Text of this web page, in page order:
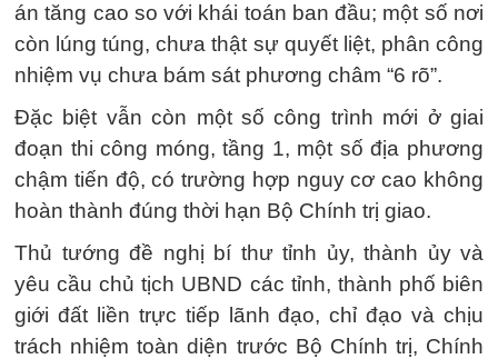
án tăng cao so với khái toán ban đầu; một số nơi
còn lúng túng, chưa thật sự quyết liệt, phân công
nhiệm vụ chưa bám sát phương châm “6 rõ”.
Đặc biệt vẫn còn một số công trình mới ở giai
đoạn thi công móng, tầng 1, một số địa phương
chậm tiến độ, có trường hợp nguy cơ cao không
hoàn thành đúng thời hạn Bộ Chính trị giao.
Thủ tướng đề nghị bí thư tỉnh ủy, thành ủy và
yêu cầu chủ tịch UBND các tỉnh, thành phố biên
giới đất liền trực tiếp lãnh đạo, chỉ đạo và chịu
trách nhiệm toàn diện trước Bộ Chính trị, Chính